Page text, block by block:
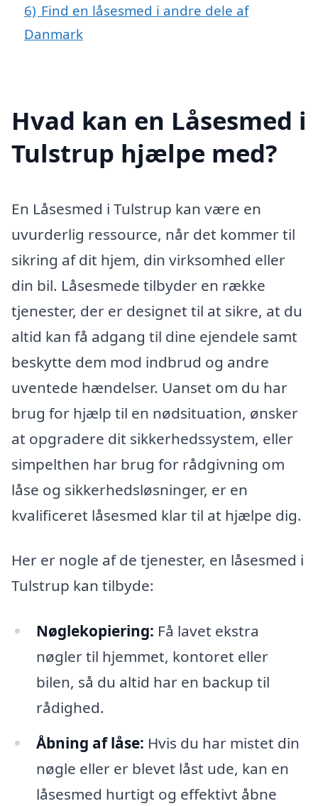
6) Find en låsesmed i andre dele af
Danmark
Hvad kan en Låsesmed i
Tulstrup hjælpe med?
En Låsesmed i Tulstrup kan være en
uvurderlig ressource, når det kommer til
sikring af dit hjem, din virksomhed eller
din bil. Låsesmede tilbyder en række
tjenester, der er designet til at sikre, at du
altid kan få adgang til dine ejendele samt
beskytte dem mod indbrud og andre
uventede hændelser. Uanset om du har
brug for hjælp til en nødsituation, ønsker
at opgradere dit sikkerhedssystem, eller
simpelthen har brug for rådgivning om
låse og sikkerhedsløsninger, er en
kvalificeret låsesmed klar til at hjælpe dig.
Her er nogle af de tjenester, en låsesmed i
Tulstrup kan tilbyde:
Nøglekopiering: Få lavet ekstra
nøgler til hjemmet, kontoret eller
bilen, så du altid har en backup til
rådighed.
Åbning af låse: Hvis du har mistet din
nøgle eller er blevet låst ude, kan en
låsesmed hurtigt og effektivt åbne